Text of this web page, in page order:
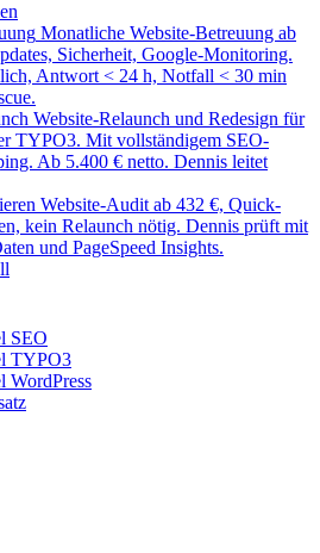
Monatliche Website-Betreuung ab
Sicherheit, Google-Monitoring.
Antwort < 24 h, Notfall < 30 min
Website-Relaunch und Redesign für
TYPO3. Mit vollständigem SEO-
Ab 5.400 € netto. Dennis leitet
Website-Audit ab 432 €, Quick-
kein Relaunch nötig. Dennis prüft mit
und PageSpeed Insights.
SEO
TYPO3
WordPress